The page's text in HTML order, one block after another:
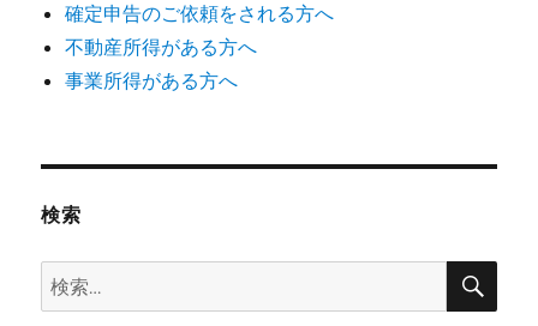
確定申告のご依頼をされる方へ
不動産所得がある方へ
事業所得がある方へ
検索
検
索:
検